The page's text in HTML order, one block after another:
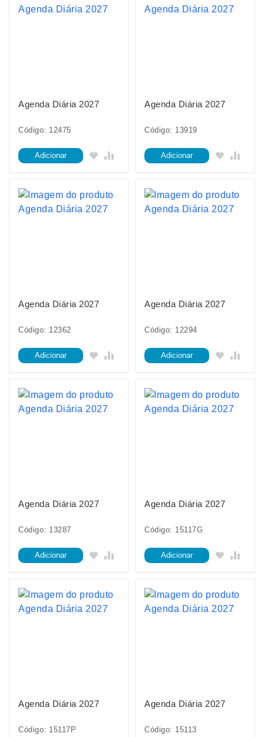
Agenda Diária 2027
Código: 12475
Adicionar
Agenda Diária 2027
Código: 13919
Adicionar
Agenda Diária 2027
Código: 12362
Adicionar
Agenda Diária 2027
Código: 12294
Adicionar
Agenda Diária 2027
Código: 13287
Adicionar
Agenda Diária 2027
Código: 15117G
Adicionar
Agenda Diária 2027
Código: 15117P
Agenda Diária 2027
Código: 15113